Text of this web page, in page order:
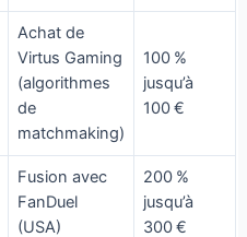
Achat de
Virtus Gaming
(algorithmes
de
matchmaking)
100 %
jusqu’à
100 €
Fusion avec
FanDuel
(USA)
200 %
jusqu’à
300 €